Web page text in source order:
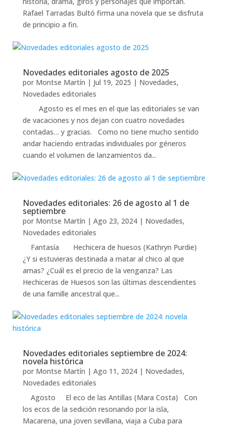
Rafael Tarradas Bultó firma una novela que se disfruta
de principio a fin.
Novedades editoriales agosto de 2025
por Montse Martín | Jul 19, 2025 | Novedades,
Novedades editoriales
Agosto es el mes en el que las editoriales se van
de vacaciones y nos dejan con cuatro novedades
contadas… y gracias. Como no tiene mucho sentido
andar haciendo entradas individuales por géneros
cuando el volumen de lanzamientos da...
Novedades editoriales: 26 de agosto al 1 de
septiembre
por Montse Martín | Ago 23, 2024| Novedades,
Novedades editoriales
Fantasía Hechicera de huesos (Kathryn Purdie)
¿Y si estuvieras destinada a matar al chico al que
amas? ¿Cuál es el precio de la venganza? Las
Hechiceras de Huesos son las últimas descendientes
de una famille ancestral que...
Novedades editoriales septiembre de 2024:
novela histórica
por Montse Martín | Ago 11, 2024| Novedades,
Novedades editoriales
Agosto El eco de las Antillas (Mara Costa) Con
los ecos de la sedición resonando por la isla,
Macarena, una joven sevillana, viaja a Cuba para